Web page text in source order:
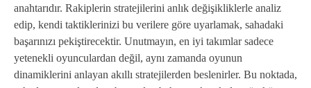
anahtarıdır. Rakiplerin stratejilerini anlık değişikliklerle analiz
edip, kendi taktiklerinizi bu verilere göre uyarlamak, sahadaki
başarınızı pekiştirecektir. Unutmayın, en iyi takımlar sadece
yetenekli oyunculardan değil, aynı zamanda oyunun
dinamiklerini anlayan akıllı stratejilerden beslenirler. Bu noktada,